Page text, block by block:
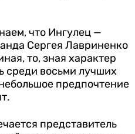
что Ингулец —
Сергея Лавриненко
то, зная характер
среди восьми лучших
предпочтение
представитель